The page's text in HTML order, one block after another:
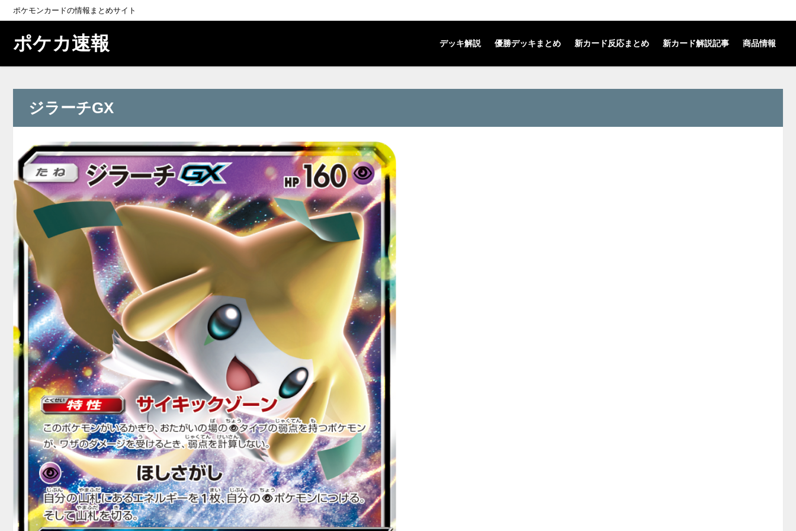
ポケモンカードの情報まとめサイト
ポケカ速報 デッキ解説 優勝デッキまとめ 新カード反応まとめ 新カード解説記事 商品情報
ジラーチGX